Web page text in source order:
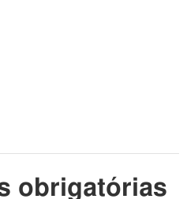
obrigatórias